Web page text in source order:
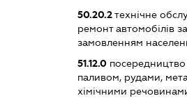
50.20.2технічне
ремонт автомобілів за
замовленням
51.12.0посередництво
паливом, рудами,
хімічними